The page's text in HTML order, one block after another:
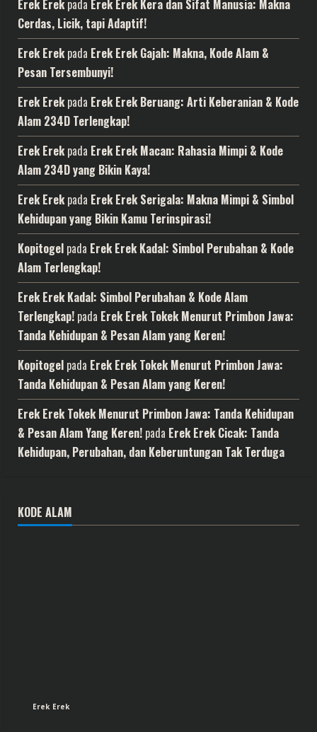
Erek Erek pada Erek Erek Kera dan Sifat Manusia: Makna
Cerdas, Licik, tapi Adaptif!
Erek Erek pada Erek Erek Gajah: Makna, Kode Alam &
Pesan Tersembunyi!
Erek Erek pada Erek Erek Beruang: Arti Keberanian & Kode
Alam 234D Terlengkap!
Erek Erek pada Erek Erek Macan: Rahasia Mimpi & Kode
Alam 234D yang Bikin Kaya!
Erek Erek pada Erek Erek Serigala: Makna Mimpi & Simbol
Kehidupan yang Bikin Kamu Terinspirasi!
Kopitogel pada Erek Erek Kadal: Simbol Perubahan & Kode
Alam Terlengkap!
Erek Erek Kadal: Simbol Perubahan & Kode Alam
Terlengkap! pada Erek Erek Tokek Menurut Primbon Jawa:
Tanda Kehidupan & Pesan Alam yang Keren!
Kopitogel pada Erek Erek Tokek Menurut Primbon Jawa:
Tanda Kehidupan & Pesan Alam yang Keren!
Erek Erek Tokek Menurut Primbon Jawa: Tanda Kehidupan
& Pesan Alam Yang Keren! pada Erek Erek Cicak: Tanda
Kehidupan, Perubahan, dan Keberuntungan Tak Terduga
KODE ALAM
Erek Erek